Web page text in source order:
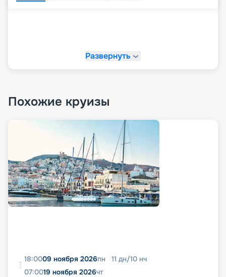
Развернуть
Похожие круизы
18:0009 ноября 2026пн 11 дн/10 нч
07:0019 ноября 2026чт